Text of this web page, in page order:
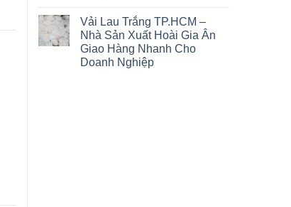
Vải Lau Trắng TP.HCM –
Nhà Sản Xuất Hoài Gia Ân
Giao Hàng Nhanh Cho
Doanh Nghiệp